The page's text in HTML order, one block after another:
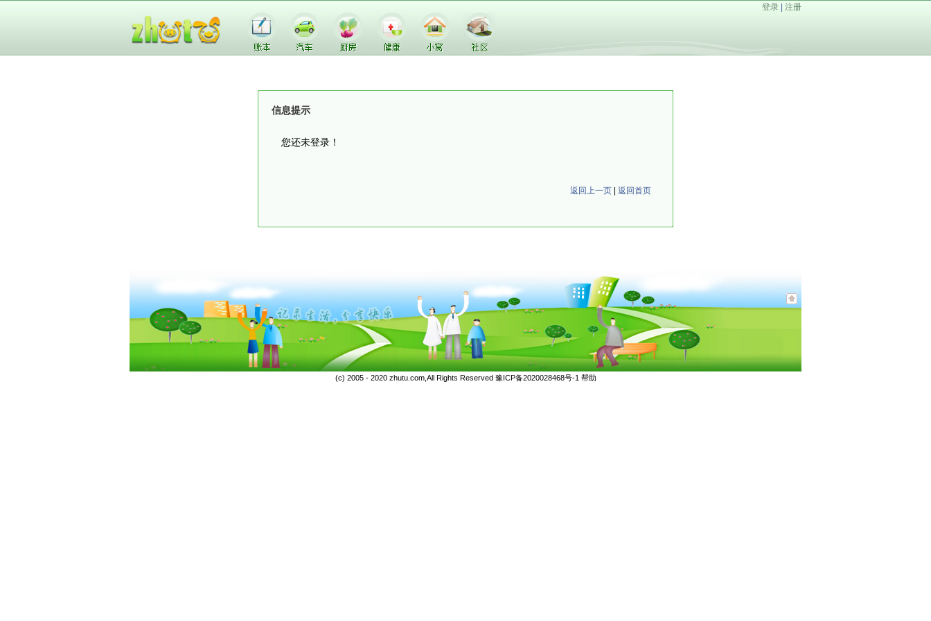
登录 注册
信息提示
您还未登录！
返回上一页 返回首页
(c) 2005 - 2020 zhutu.com,All Rights Reserved 豫ICP备2020028468号-1 帮助